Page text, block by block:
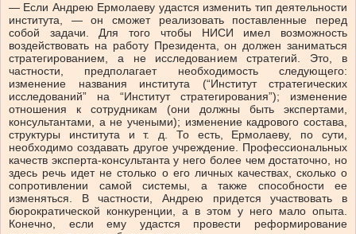
— Если Андрею Ермолаеву удастся изменить тип деятельности
института, — он сможет реализовать поставленные перед
собой задачи. Для того чтобы НИСИ имел возможность
воздействовать на работу Президента, он должен заниматься
стратегированием, а не исследованием стратегий. Это, в
частности, предполагает необходимость следующего:
изменение названия института (“Институт стратегических
исследований” на “Институт стратегирования”); изменение
отношения к сотрудникам (они должны быть экспертами,
консультантами, а не учеными); изменение кадрового состава,
структуры института и т. д. То есть, Ермолаеву, по сути,
необходимо создавать другое учреждение. Профессиональных
качеств эксперта-консультанта у него более чем достаточно, но
здесь речь идет не столько о его личных качествах, сколько о
сопротивлении самой системы, а также способности ее
изменяться. В частности, Андрею придется участвовать в
бюрократической конкуренции, а в этом у него мало опыта.
Конечно, если ему удастся провести реформирование